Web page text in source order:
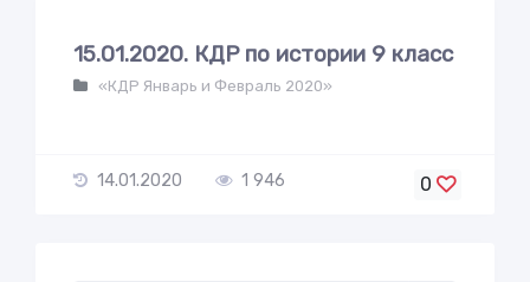
15.01.2020. КДР по истории 9 класс
«КДР Январь и Февраль 2020»
14.01.2020 1 946 0